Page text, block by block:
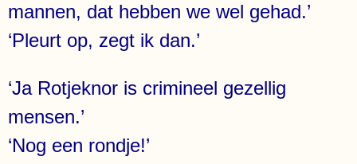
mannen, dat hebben we wel gehad.’
‘Pleurt op, zegt ik dan.’
‘Ja Rotjeknor is crimineel gezellig
mensen.’
‘Nog een rondje!’